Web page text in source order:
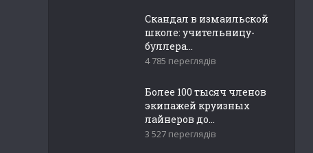
Скандал в измаильской
школе: учительницу-
буллера...
4 785 переглядів
Более 100 тысяч членов
экипажей круизных
лайнеров до...
3 527 переглядів